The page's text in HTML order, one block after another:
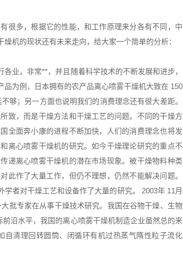
很多，根据它的性能，和工作原理来分各有不同，中
机的现状还有未来走向，给大家一个简单的分析：
业，非常**，并且随着科学技术的不断发展和进步，
品为例，日本拥有的农产品离心喷雾干燥机大致在 150
够；另一方面也说明我们的消费理念还有很大差距。
致，而是干燥方法和干燥工艺的问题。不同的干燥方
全面奔小康的进程不断加快，人们的消费理念也将发
离心喷雾干燥机的研究。如今干燥理论研究的重点不
递离心喷雾干燥机的潜在市场现象。被干燥物料种类
此作了大量工作，但仍不理想，仍然不能解决问题。
者对干燥工艺和设备作了大量的研究。 2003年 11月
批专家在从事干燥技术研究。我国在谷物干燥、生物
沿水平，我国的离心喷雾干燥机制造企业虽然总的来
清理回转圆筒、闭循环有机过热蒸气隋性粒子流化